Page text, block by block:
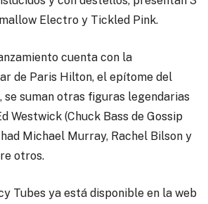
Electro y Tickled Pink.
cuenta con la
de Paris Hilton, el epítome del
se suman otras figuras legendarias
Westwick (Chuck Bass de Gossip
Michael Murray, Rachel Bilson y
otros.
Tubes ya está disponible en la web